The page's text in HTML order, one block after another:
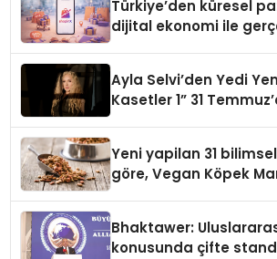
Türkiye’den küresel
dijital ekonomi ile
Ayla Selvi’den Yedi
Kasetler 1” 31
Yeni yapilan 31
göre, Vegan Köpek
Bhaktawer:
konusunda çifte